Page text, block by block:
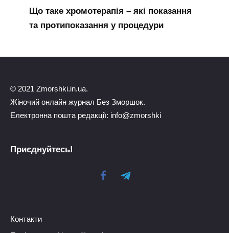
Що таке хромотерапія – які показання
та протипоказання у процедури
© 2021 Zmorshki.in.ua.
Жіночий онлайн журнал Без Зморшок.
Електронна пошта редакції: info@zmorshki
Приєднуйтесь!
Контакти